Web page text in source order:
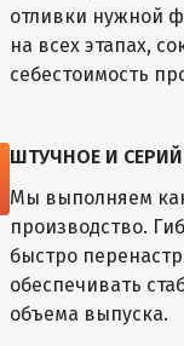
отливки нужной
на всех этапах,
себестоимость
ШТУЧНОЕ И
Мы выполняем
производство.
быстро
обеспечивать
объема выпуска.